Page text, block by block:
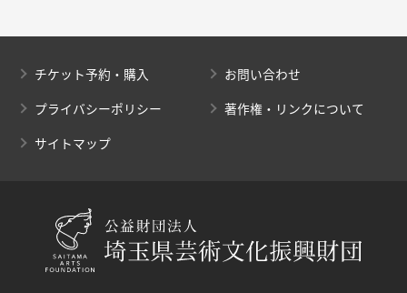
チケット予約・購入
お問い合わせ
プライバシーポリシー
著作権・リンクについて
サイトマップ